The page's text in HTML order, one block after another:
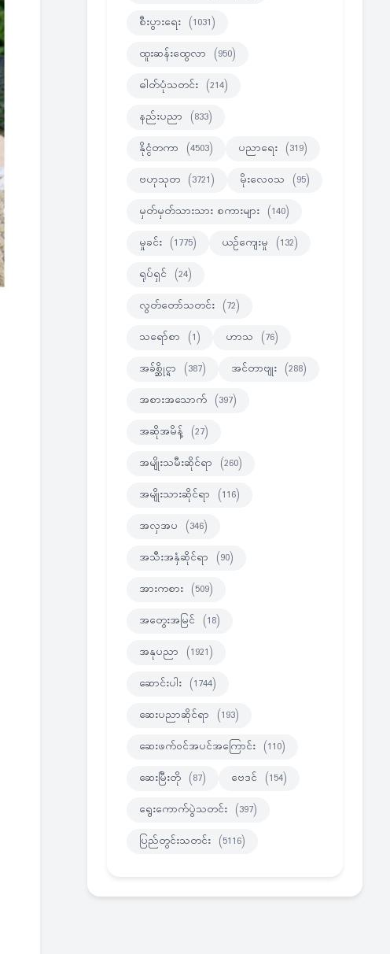
စီးပွားရေး (1031)
ထူးဆန်းထွေလာ (950)
ဓါတ်ပုံသတင်း (214)
နည်းပညာ (833)
နိုင္ငံတကာ (4503) ပညာရေး (319)
ဗဟုသုတ (3721) မိုးလေဝသ (95)
မှတ်မှတ်သားသား စကားများ (140)
မှုခင်း (1775) ယဉ်ကျေးမှု (132)
ရုပ်ရှင် (24)
လွတ်တော်သတင်း (72)
သရော်စာ (1) ဟာသ (76)
အခ်စ္ဆိုင္ရာ (387) အင်တာဗျုး (288)
အစားအသောက် (397)
အဆိုအမိန့် (27)
အမျိုးသမီးဆိုင်ရာ (260)
အမျိုးသားဆိုင်ရာ (116)
အလှအပ (346)
အသီးအနှံဆိုင်ရာ (90)
အားကစား (509)
အတွေးအမြင် (18)
အနုပညာ (1921)
ဆောင်းပါး (1744)
ဆေးပညာဆိုင်ရာ (193)
ဆေးဖက်ဝင်အပင်အကြောင်း (110)
ဆေးမြီးတို (87) ဗေဒင် (154)
ရွေးကောက်ပွဲသတင်း (397)
ပြည်တွင်းသတင်း (5116)